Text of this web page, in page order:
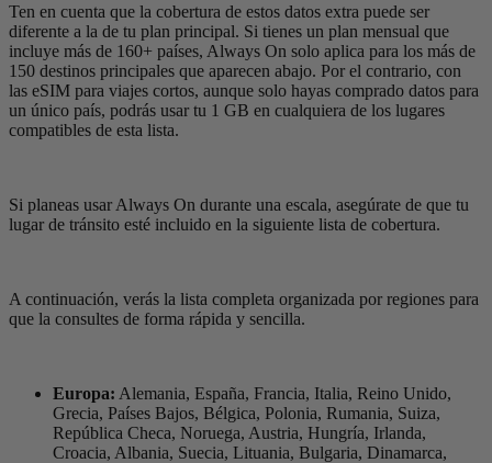
Ten en cuenta que la cobertura de estos datos extra puede ser
diferente a la de tu plan principal. Si tienes un plan mensual que
incluye más de 160+ países, Always On solo aplica para los más de
150 destinos principales que aparecen abajo. Por el contrario, con
las eSIM para viajes cortos, aunque solo hayas comprado datos para
un único país, podrás usar tu 1 GB en cualquiera de los lugares
compatibles de esta lista.
Si planeas usar Always On durante una escala, asegúrate de que tu
lugar de tránsito esté incluido en la siguiente lista de cobertura.
A continuación, verás la lista completa organizada por regiones para
que la consultes de forma rápida y sencilla.
Europa: Alemania, España, Francia, Italia, Reino Unido,
Grecia, Países Bajos, Bélgica, Polonia, Rumania, Suiza,
República Checa, Noruega, Austria, Hungría, Irlanda,
Croacia, Albania, Suecia, Lituania, Bulgaria, Dinamarca,